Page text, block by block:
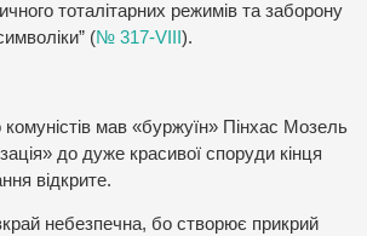
тоталітарних режимів та заборону
(№ 317-VIII ).
мав «буржуїн» Пінхас Мозель
до дуже красивої споруди кінця
відкрите.
небезпечна, бо створює прикрий